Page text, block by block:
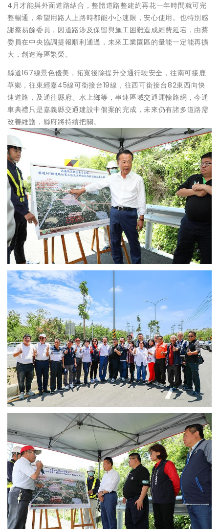
4月才能與外面道路結合，整體道路整建約再花一年時間就可完
整暢通，希望用路人上路時都能小心速限，安心使用。也特別感
謝蔡易餘委員，因道路涉及保留與施工困難造成經費延宕，由蔡
委員在中央協調提報順利通過，未來工業園區的量能一定能再擴
大，創造海區繁榮。
縣道167線景色優美，拓寬後除提升交通行駛安全，往南可接鹿
草鄉，往東經嘉45線可銜接台19線，往西可銜接台82東西向快
速道路，及通往縣府、水上鄉等，串連區域交通運輸路網，今通
車典禮只是嘉義縣交通建設中個案的完成，未來仍有諸多道路需
改善維護，縣府將持續把關。